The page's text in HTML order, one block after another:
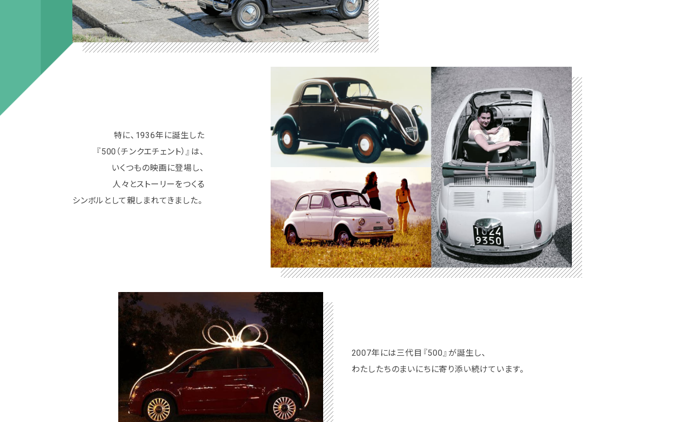
特に、1936年に誕生した
『500（チンクエチェント）』は、
いくつもの映画に登場し、
人々とストーリーをつくる
シンボルとして親しまれてきました。
2007年には三代目『500』が誕生し、
わたしたちのまいにちに寄り添い続けています。